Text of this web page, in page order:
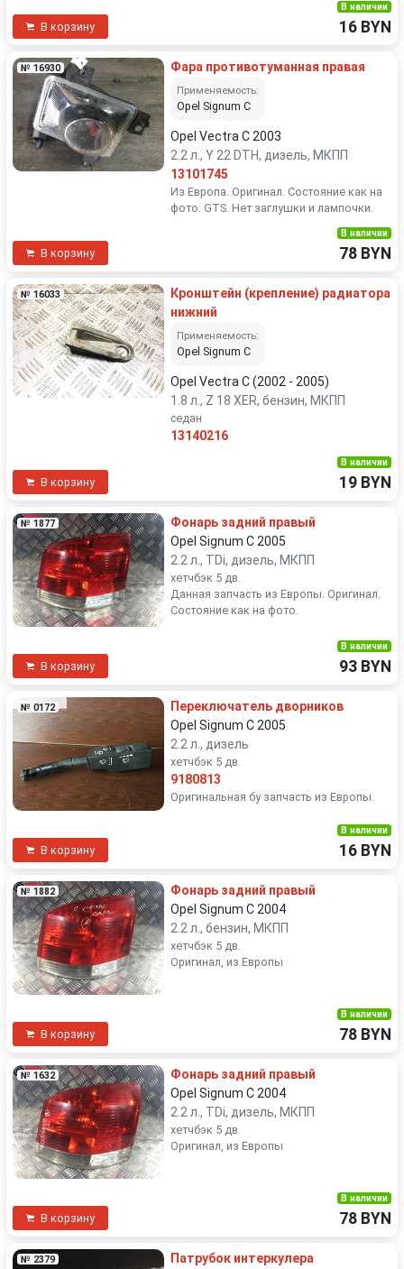
В корзину
В наличии
16 BYN
№ 16930 Фара противотуманная правая
Применяемость:
Opel Signum C
Opel Vectra C 2003
2.2 л., Y 22 DTH, дизель, МКПП
13101745
Из Европа. Оригинал. Состояние как на
фото. GTS. Нет заглушки и лампочки.
В корзину
В наличии
78 BYN
№ 16033
Кронштейн (крепление) радиатора
нижний
Применяемость:
Opel Signum C
Opel Vectra C (2002 - 2005)
1.8 л., Z 18 XER, бензин, МКПП
седан
13140216
В корзину
В наличии
19 BYN
№ 1877
Фонарь задний правый
Opel Signum C 2005
2.2 л., TDi, дизель, МКПП
хетчбэк 5 дв.
Данная запчасть из Европы. Оригинал.
Состояние как на фото.
В корзину
В наличии
93 BYN
№ 0172
Переключатель дворников
Opel Signum C 2005
2.2 л., дизель
хетчбэк 5 дв.
9180813
Оригинальная бу запчасть из Европы.
В корзину
В наличии
16 BYN
№ 1882
Фонарь задний правый
Opel Signum C 2004
2.2 л., бензин, МКПП
хетчбэк 5 дв.
Оригинал, из Европы
В корзину
В наличии
78 BYN
№ 1632
Фонарь задний правый
Opel Signum C 2004
2.2 л., TDi, дизель, МКПП
хетчбэк 5 дв.
Оригинал, из Европы
В корзину
В наличии
78 BYN
№ 2379
Патрубок интеркулера